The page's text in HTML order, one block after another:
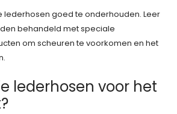
lederhosen goed te onderhouden. Leer
behandeld met speciale
om scheuren te voorkomen en het
lederhosen voor het